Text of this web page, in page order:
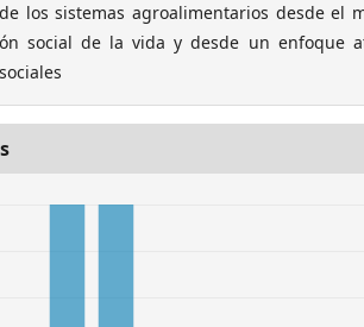
los sistemas agroalimentarios desde el
social de la vida y desde un enfoque